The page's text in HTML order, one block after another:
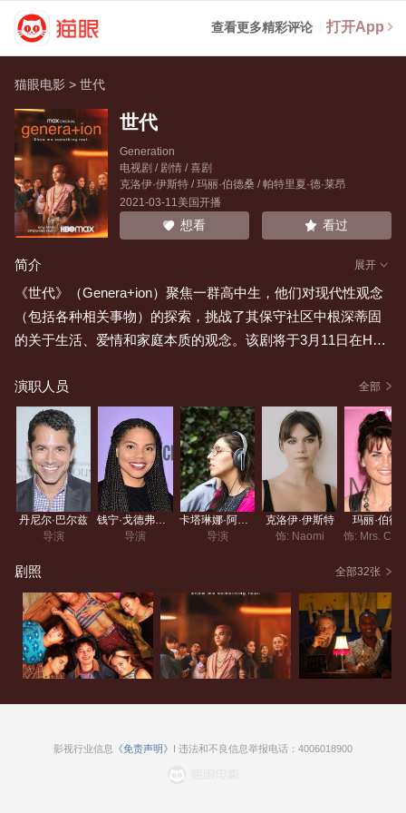
查看更多精彩评论 打开App
猫眼电影 >世代
世代
Generation
电视剧 / 剧情 / 喜剧
克洛伊·伊斯特/玛丽·伯德桑 /帕特里夏·德·莱昂
2021-03-11美国开播
想看 看过
简介 展开
《世代》（Genera+ion）聚焦一群高中生，他们对现代性观念
（包括各种相关事物）的探索，挑战了其保守社区中根深蒂固
的关于生活、爱情和家庭本质的观念。该剧将于3月11日在HB
演职人员
全部
丹尼尔·巴尔兹
导演
钱宁·戈德弗雷·皮普尔斯
导演
卡塔琳娜·阿圭勒·玛斯特蕾塔
导演
克洛伊·伊斯特
饰: Naomi
玛丽·伯德
剧照 全部32张
影视行业信息 《免责声明》 I 违法和不良信息举报电话：4006018900